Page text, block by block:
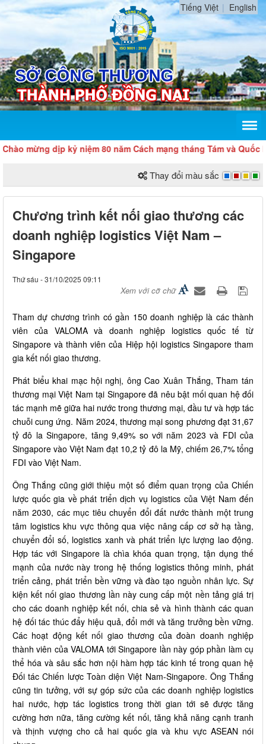
Tiếng Việt English
dịp kỷ niệm 80 năm Cách mạng tháng Tám và Quốc khánh
Thay đổi màu sắc
Chương trình kết nối giao thương các
doanh nghiệp logistics Việt Nam –
Singapore
Thứ sáu - 31/10/2025 09:11
Xem với cỡ chữ
Tham dự chương trình có gần 150 doanh nghiệp là các thành
viên của VALOMA và doanh nghiệp logistics quốc tế từ
Singapore và thành viên của Hiệp hội logistics Singapore tham
gia kết nối giao thương.
Phát biểu khai mạc hội nghị, ông Cao Xuân Thắng, Tham tán
thương mại Việt Nam tại Singapore đã nêu bật mối quan hệ đối
tác mạnh mẽ giữa hai nước trong thương mại, đầu tư và hợp tác
chuỗi cung ứng. Năm 2024, thương mại song phương đạt 31,67
tỷ đô la Singapore, tăng 9,49% so với năm 2023 và FDI của
Singapore vào Việt Nam đạt 10,2 tỷ đô la Mỹ, chiếm 26,7% tổng
FDI vào Việt Nam.
Ông Thắng cũng giới thiệu một số điểm quan trọng của Chiến
lược quốc gia về phát triển dịch vụ logistics của Việt Nam đến
năm 2030, các mục tiêu chuyển đổi đất nước thành một trung
tâm logistics khu vực thông qua việc nâng cấp cơ sở hạ tầng,
chuyển đổi số, logistics xanh và phát triển lực lượng lao động.
Hợp tác với Singapore là chìa khóa quan trọng, tận dụng thế
mạnh của nước này trong hệ thống logistics thông minh, phát
triển cảng, phát triển bền vững và đào tạo nguồn nhân lực. Sự
kiện kết nối giao thương lần này cung cấp một nền tảng giá trị
cho các doanh nghiệp kết nối, chia sẻ và hình thành các quan
hệ đối tác thúc đẩy hiệu quả, đổi mới và tăng trưởng bền vững.
Các hoạt động kết nối giao thương của đoàn doanh nghiệp
thành viên của VALOMA tới Singapore lần này góp phần làm cụ
thể hóa và sâu sắc hơn nội hàm hợp tác kinh tế trong quan hệ
Đối tác Chiến lược Toàn diện Việt Nam-Singapore. Ông Thắng
cũng tin tưởng, với sự góp sức của các doanh nghiệp logistics
hai nước, hợp tác logistics trong thời gian tới sẽ được tăng
cường hơn nữa, tăng cường kết nối, tăng khả năng cạnh tranh
và thịnh vượng cho cả hai quốc gia và khu vực ASEAN nói